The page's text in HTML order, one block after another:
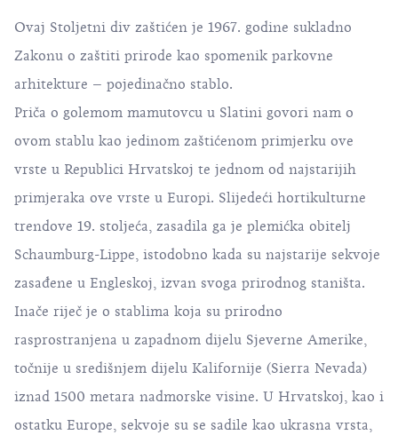
Ovaj Stoljetni div zaštićen je 1967. godine sukladno
Zakonu o zaštiti prirode kao spomenik parkovne
arhitekture – pojedinačno stablo.
Priča o golemom mamutovcu u Slatini govori nam o
ovom stablu kao jedinom zaštićenom primjerku ove
vrste u Republici Hrvatskoj te jednom od najstarijih
primjeraka ove vrste u Europi. Slijedeći hortikulturne
trendove 19. stoljeća, zasadila ga je plemićka obitelj
Schaumburg-Lippe, istodobno kada su najstarije sekvoje
zasađene u Engleskoj, izvan svoga prirodnog staništa.
Inače riječ je o stablima koja su prirodno
rasprostranjena u zapadnom dijelu Sjeverne Amerike,
točnije u središnjem dijelu Kalifornije (Sierra Nevada)
iznad 1500 metara nadmorske visine. U Hrvatskoj, kao i
ostatku Europe, sekvoje su se sadile kao ukrasna vrsta,